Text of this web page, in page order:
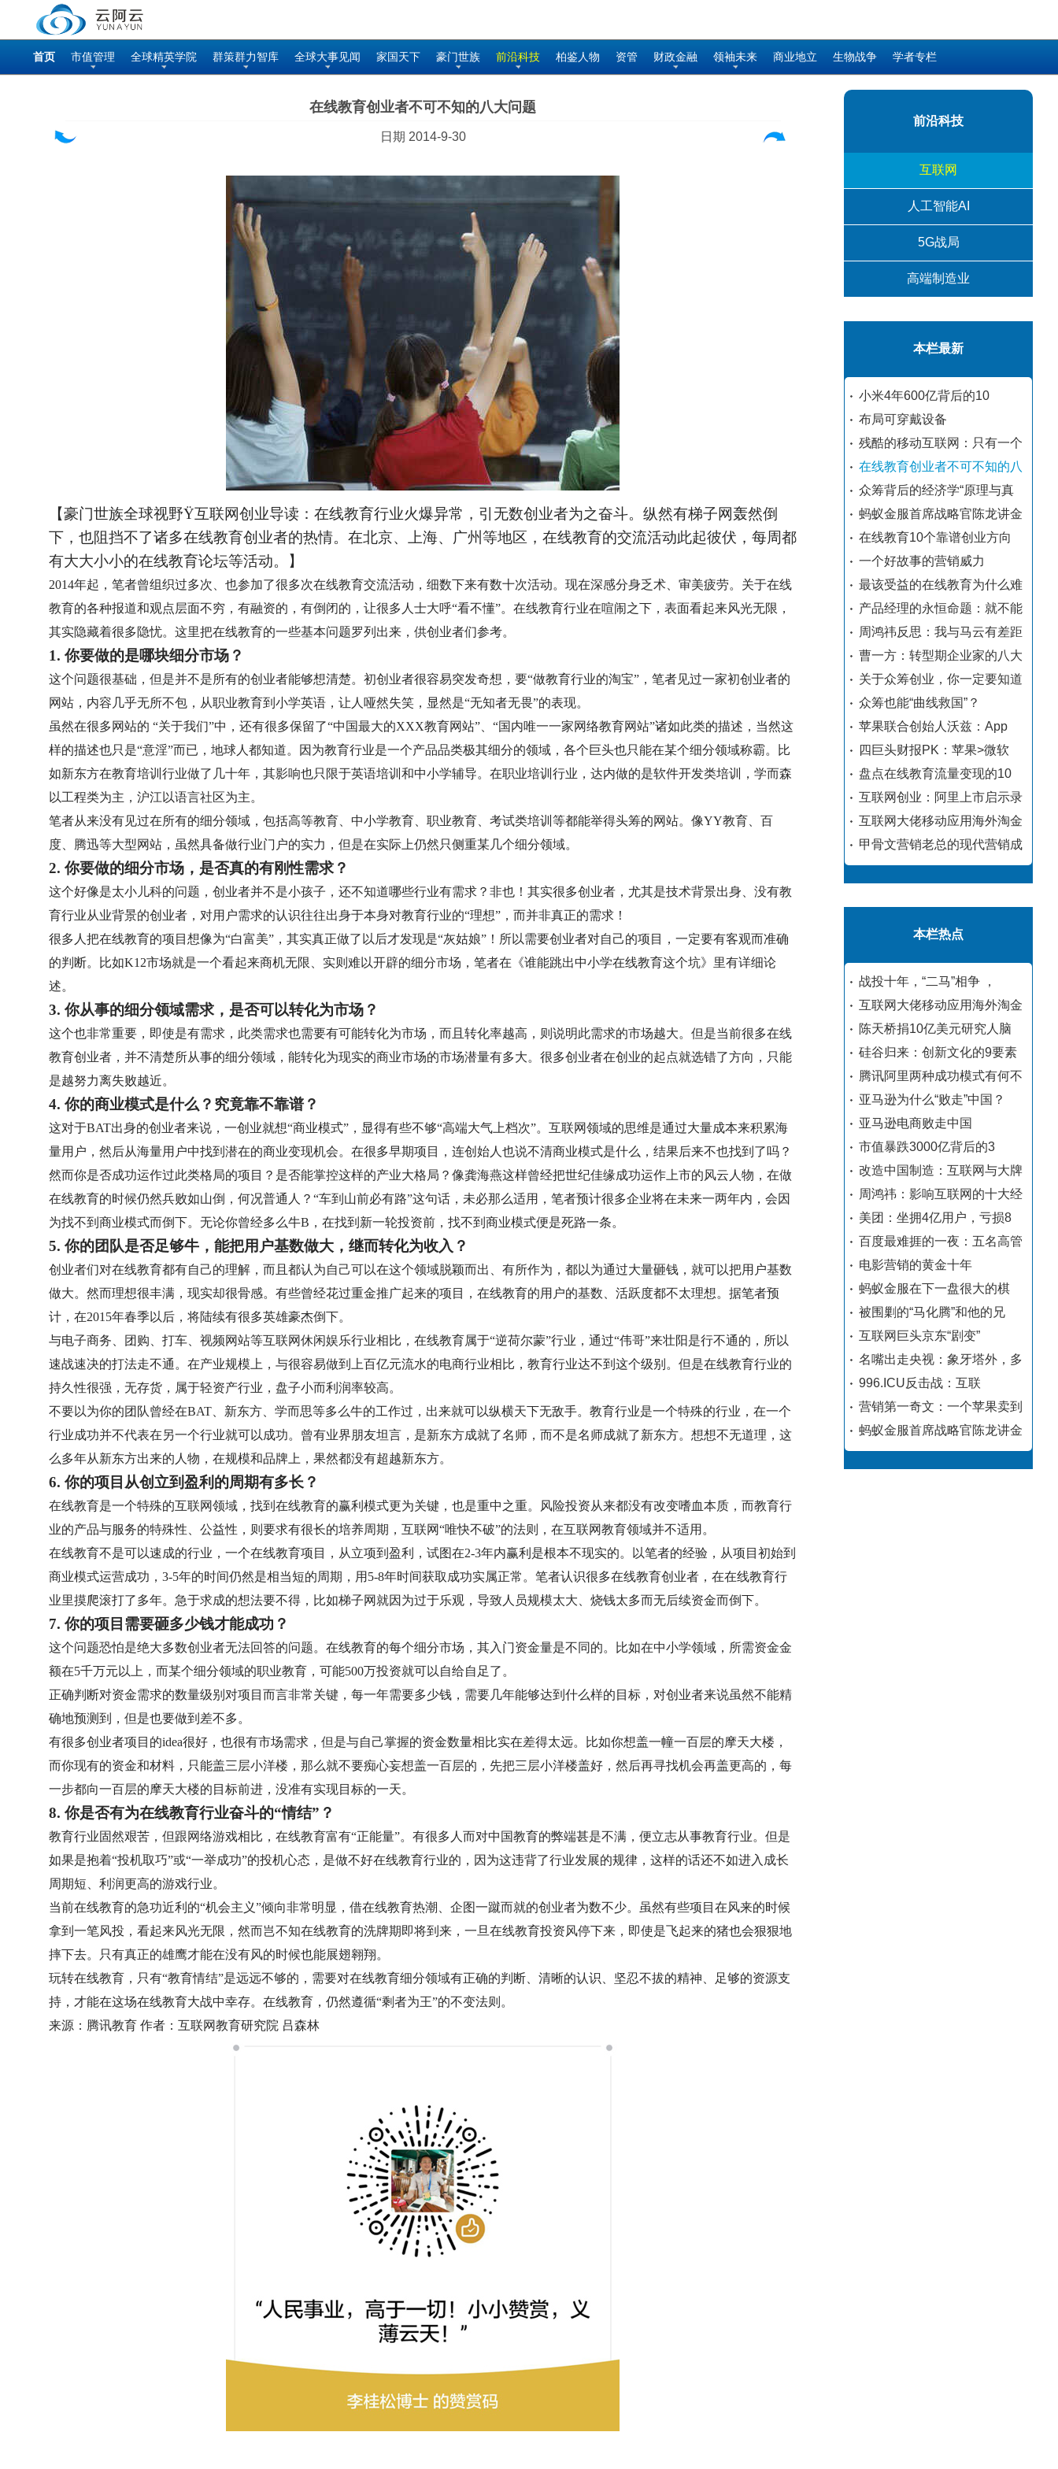
首页 市值管理 全球精英学院 群策群力智库 全球大事见闻 家国天下 豪门世族 前沿科技 柏鉴人物 资管 财政金融 领袖未来 商业地立 生物战争 学者专栏
在线教育创业者不可不知的八大问题
日期 2014-9-30
【豪门世族全球视野Ÿ互联网创业导读：在线教育行业火爆异常，引无数创业者为之奋斗。纵然有梯子网轰然倒
下，也阻挡不了诸多在线教育创业者的热情。在北京、上海、广州等地区，在线教育的交流活动此起彼伏，每周都
有大大小小的在线教育论坛等活动。】
2014年起，笔者曾组织过多次、也参加了很多次在线教育交流活动，细数下来有数十次活动。现在深感分身乏术、审美疲劳。关于在线
教育的各种报道和观点层面不穷，有融资的，有倒闭的，让很多人士大呼“看不懂”。在线教育行业在喧闹之下，表面看起来风光无限，
其实隐藏着很多隐忧。这里把在线教育的一些基本问题罗列出来，供创业者们参考。
1. 你要做的是哪块细分市场？
这个问题很基础，但是并不是所有的创业者能够想清楚。初创业者很容易突发奇想，要“做教育行业的淘宝”，笔者见过一家初创业者的
网站，内容几乎无所不包，从职业教育到小学英语，让人哑然失笑，显然是“无知者无畏”的表现。
虽然在很多网站的 “关于我们”中，还有很多保留了“中国最大的XXX教育网站”、“国内唯一一家网络教育网站”诸如此类的描述，当然这
样的描述也只是“意淫”而已，地球人都知道。因为教育行业是一个产品品类极其细分的领域，各个巨头也只能在某个细分领域称霸。比
如新东方在教育培训行业做了几十年，其影响也只限于英语培训和中小学辅导。在职业培训行业，达内做的是软件开发类培训，学而森
以工程类为主，沪江以语言社区为主。
笔者从来没有见过在所有的细分领域，包括高等教育、中小学教育、职业教育、考试类培训等都能举得头筹的网站。像YY教育、百
度、腾迅等大型网站，虽然具备做行业门户的实力，但是在实际上仍然只侧重某几个细分领域。
2. 你要做的细分市场，是否真的有刚性需求？
这个好像是太小儿科的问题，创业者并不是小孩子，还不知道哪些行业有需求？非也！其实很多创业者，尤其是技术背景出身、没有教
育行业从业背景的创业者，对用户需求的认识往往出身于本身对教育行业的“理想”，而并非真正的需求！
很多人把在线教育的项目想像为“白富美”，其实真正做了以后才发现是“灰姑娘”！所以需要创业者对自己的项目，一定要有客观而准确
的判断。比如K12市场就是一个看起来商机无限、实则难以开辟的细分市场，笔者在《谁能跳出中小学在线教育这个坑》里有详细论
述。
3. 你从事的细分领域需求，是否可以转化为市场？
这个也非常重要，即使是有需求，此类需求也需要有可能转化为市场，而且转化率越高，则说明此需求的市场越大。但是当前很多在线
教育创业者，并不清楚所从事的细分领域，能转化为现实的商业市场的市场潜量有多大。很多创业者在创业的起点就选错了方向，只能
是越努力离失败越近。
4. 你的商业模式是什么？究竟靠不靠谱？
这对于BAT出身的创业者来说，一创业就想“商业模式”，显得有些不够“高端大气上档次”。互联网领域的思维是通过大量成本来积累海
量用户，然后从海量用户中找到潜在的商业变现机会。在很多早期项目，连创始人也说不清商业模式是什么，结果后来不也找到了吗？
然而你是否成功运作过此类格局的项目？是否能掌控这样的产业大格局？像龚海燕这样曾经把世纪佳缘成功运作上市的风云人物，在做
在线教育的时候仍然兵败如山倒，何况普通人？“车到山前必有路”这句话，未必那么适用，笔者预计很多企业将在未来一两年内，会因
为找不到商业模式而倒下。无论你曾经多么牛B，在找到新一轮投资前，找不到商业模式便是死路一条。
5. 你的团队是否足够牛，能把用户基数做大，继而转化为收入？
创业者们对在线教育都有自己的理解，而且都认为自己可以在这个领域脱颖而出、有所作为，都以为通过大量砸钱，就可以把用户基数
做大。然而理想很丰满，现实却很骨感。有些曾经花过重金推广起来的项目，在线教育的用户的基数、活跃度都不太理想。据笔者预
计，在2015年春季以后，将陆续有很多英雄豪杰倒下。
与电子商务、团购、打车、视频网站等互联网休闲娱乐行业相比，在线教育属于“逆荷尔蒙”行业，通过“伟哥”来壮阳是行不通的，所以
速战速决的打法走不通。在产业规模上，与很容易做到上百亿元流水的电商行业相比，教育行业达不到这个级别。但是在线教育行业的
持久性很强，无存货，属于轻资产行业，盘子小而利润率较高。
不要以为你的团队曾经在BAT、新东方、学而思等多么牛的工作过，出来就可以纵横天下无敌手。教育行业是一个特殊的行业，在一个
行业成功并不代表在另一个行业就可以成功。曾有业界朋友坦言，是新东方成就了名师，而不是名师成就了新东方。想想不无道理，这
么多年从新东方出来的人物，在规模和品牌上，果然都没有超越新东方。
6. 你的项目从创立到盈利的周期有多长？
在线教育是一个特殊的互联网领域，找到在线教育的赢利模式更为关键，也是重中之重。风险投资从来都没有改变嗜血本质，而教育行
业的产品与服务的特殊性、公益性，则要求有很长的培养周期，互联网“唯快不破”的法则，在互联网教育领域并不适用。
在线教育不是可以速成的行业，一个在线教育项目，从立项到盈利，试图在2-3年内赢利是根本不现实的。以笔者的经验，从项目初始到
商业模式运营成功，3-5年的时间仍然是相当短的周期，用5-8年时间获取成功实属正常。笔者认识很多在线教育创业者，在在线教育行
业里摸爬滚打了多年。急于求成的想法要不得，比如梯子网就因为过于乐观，导致人员规模太大、烧钱太多而无后续资金而倒下。
7. 你的项目需要砸多少钱才能成功？
这个问题恐怕是绝大多数创业者无法回答的问题。在线教育的每个细分市场，其入门资金量是不同的。比如在中小学领域，所需资金金
额在5千万元以上，而某个细分领域的职业教育，可能500万投资就可以自给自足了。
正确判断对资金需求的数量级别对项目而言非常关键，每一年需要多少钱，需要几年能够达到什么样的目标，对创业者来说虽然不能精
确地预测到，但是也要做到差不多。
有很多创业者项目的idea很好，也很有市场需求，但是与自己掌握的资金数量相比实在差得太远。比如你想盖一幢一百层的摩天大楼，
而你现有的资金和材料，只能盖三层小洋楼，那么就不要痴心妄想盖一百层的，先把三层小洋楼盖好，然后再寻找机会再盖更高的，每
一步都向一百层的摩天大楼的目标前进，没准有实现目标的一天。
8. 你是否有为在线教育行业奋斗的“情结”？
教育行业固然艰苦，但跟网络游戏相比，在线教育富有“正能量”。有很多人而对中国教育的弊端甚是不满，便立志从事教育行业。但是
如果是抱着“投机取巧”或“一举成功”的投机心态，是做不好在线教育行业的，因为这违背了行业发展的规律，这样的话还不如进入成长
周期短、利润更高的游戏行业。
当前在线教育的急功近利的“机会主义”倾向非常明显，借在线教育热潮、企图一蹴而就的创业者为数不少。虽然有些项目在风来的时候
拿到一笔风投，看起来风光无限，然而岂不知在线教育的洗牌期即将到来，一旦在线教育投资风停下来，即使是飞起来的猪也会狠狠地
摔下去。只有真正的雄鹰才能在没有风的时候也能展翅翱翔。
玩转在线教育，只有“教育情结”是远远不够的，需要对在线教育细分领域有正确的判断、清晰的认识、坚忍不拔的精神、足够的资源支
持，才能在这场在线教育大战中幸存。在线教育，仍然遵循“剩者为王”的不变法则。
来源：腾讯教育 作者：互联网教育研究院 吕森林
前沿科技
互联网
人工智能AI
5G战局
高端制造业
本栏最新
小米4年600亿背后的10
布局可穿戴设备
残酷的移动互联网：只有一个
在线教育创业者不可不知的八
众筹背后的经济学“原理与真
蚂蚁金服首席战略官陈龙讲金
在线教育10个靠谱创业方向
一个好故事的营销威力
最该受益的在线教育为什么难
产品经理的永恒命题：就不能
周鸿祎反思：我与马云有差距
曹一方：转型期企业家的八大
关于众筹创业，你一定要知道
众筹也能“曲线救国”？
苹果联合创始人沃兹：App
四巨头财报PK：苹果>微软
盘点在线教育流量变现的10
互联网创业：阿里上市启示录
互联网大佬移动应用海外淘金
甲骨文营销老总的现代营销成
本栏热点
战投十年，“二马”相争 ，
互联网大佬移动应用海外淘金
陈天桥捐10亿美元研究人脑
硅谷归来：创新文化的9要素
腾讯阿里两种成功模式有何不
亚马逊为什么“败走”中国？
亚马逊电商败走中国
市值暴跌3000亿背后的3
改造中国制造：互联网与大牌
周鸿祎：影响互联网的十大经
美团：坐拥4亿用户，亏损8
百度最难捱的一夜：五名高管
电影营销的黄金十年
蚂蚁金服在下一盘很大的棋
被围剿的“马化腾”和他的兄
互联网巨头京东“剧变”
名嘴出走央视：象牙塔外，多
996.ICU反击战：互联
营销第一奇文：一个苹果卖到
蚂蚁金服首席战略官陈龙讲金